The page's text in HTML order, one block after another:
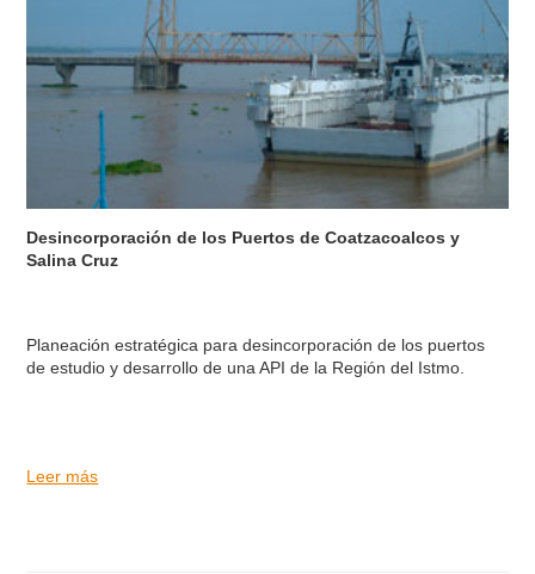
Desincorporación de los Puertos de Coatzacoalcos y
Salina Cruz
Planeación estratégica para desincorporación de los puertos
de estudio y desarrollo de una API de la Región del Istmo.
Leer más